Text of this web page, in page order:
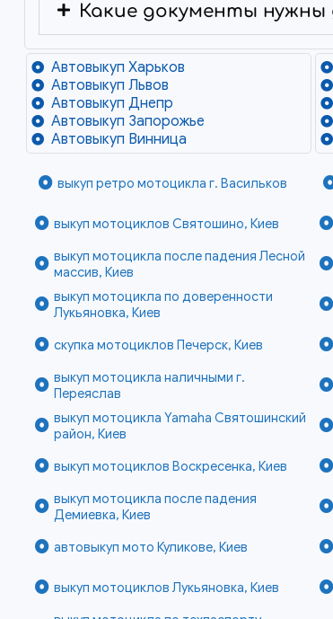
Какие документы нужны
Автовыкуп Харьков
Автовыкуп Львов
Автовыкуп Днепр
Автовыкуп Запорожье
Автовыкуп Винница
выкуп ретро мотоцикла г. Васильков
выкуп мотоциклов Святошино, Киев
выкуп мотоцикла после падения Лесной
массив, Киев
выкуп мотоцикла по доверенности
Лукьяновка, Киев
скупка мотоциклов Печерск, Киев
выкуп мотоцикла наличными г.
Переяслав
выкуп мотоцикла Yamaha Святошинский
район, Киев
выкуп мотоциклов Воскресенка, Киев
выкуп мотоцикла после падения
Демиевка, Киев
автовыкуп мото Куликове, Киев
выкуп мотоциклов Лукьяновка, Киев